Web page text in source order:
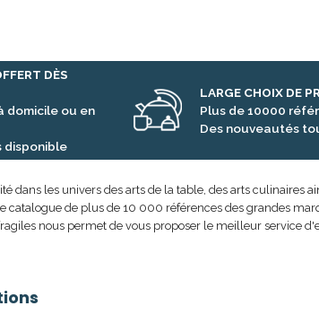
DÈS
domicile ou en
disponible
LARGE CHOIX DE
Plus de 10000
Des nouveautés
dans les univers des arts de la table, des arts
de plus de 10 000 références des grandes
nous permet de vous proposer le meilleur service